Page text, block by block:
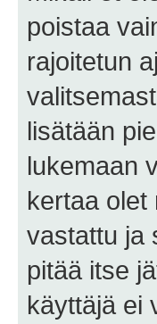
poistaa
rajoitetun
lisätään
lukemaan
kertaa olet
vastattu ja
pitää itse
käyttäjä ei